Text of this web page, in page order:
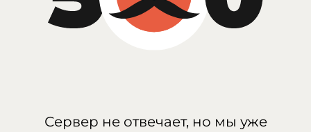
Сервер не отвечает, но мы уже